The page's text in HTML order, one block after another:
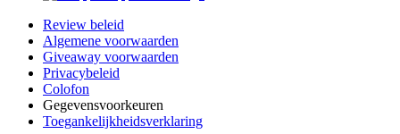
Review beleid
Algemene voorwaarden
Giveaway voorwaarden
Privacybeleid
Colofon
Gegevensvoorkeuren
Toegankelijkheidsverklaring